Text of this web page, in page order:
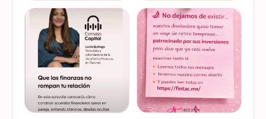
Felices de haber sido
invitadas, por cuarto año
consecutivo, a participar en
la Global Money Week, una
iniciativa que impulsa la
educación f…
VER EN
INSTAGRAM
Del 17 al 22 de marzo se
lleva a cabo la Global
Money Week 2026 (Semana
Mundial del Dinero).
Finanzas en Tacones
somos parte de esta
Jornada…
VER EN
INSTAGRAM